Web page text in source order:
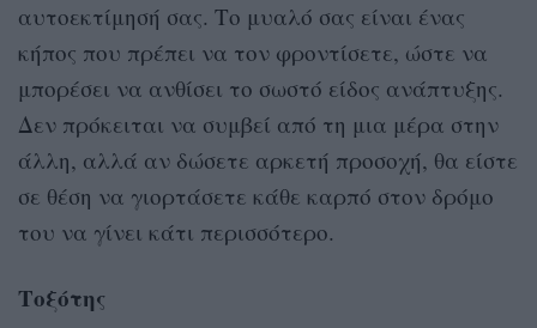
αυτοεκτίμησή σας. Το μυαλό σας είναι ένας
κήπος που πρέπει να τον φροντίσετε, ώστε να
μπορέσει να ανθίσει το σωστό είδος ανάπτυξης.
Δεν πρόκειται να συμβεί από τη μια μέρα στην
άλλη, αλλά αν δώσετε αρκετή προσοχή, θα είστε
σε θέση να γιορτάσετε κάθε καρπό στον δρόμο
του να γίνει κάτι περισσότερο.
Τοξότης